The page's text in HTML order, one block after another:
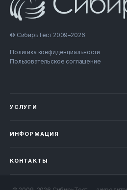
© СибирьТест 2009–2026
Политика конфиденциальности
Пользовательское соглашение
УСЛУГИ
ИНФОРМАЦИЯ
КОНТАКТЫ